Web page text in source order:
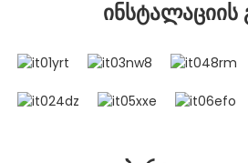
ინსტალაციის